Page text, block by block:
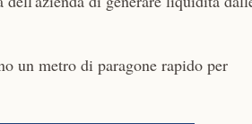
un metro di paragone rapido per